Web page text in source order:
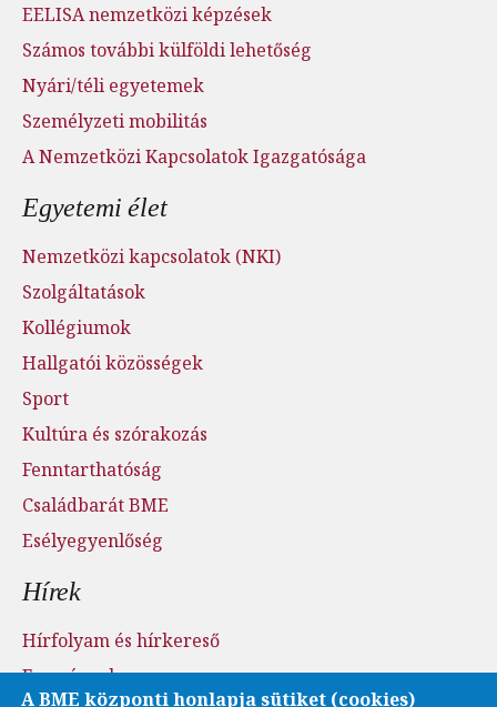
EELISA nemzetközi képzések
Számos további külföldi lehetőség
Nyári/téli egyetemek
Személyzeti mobilitás
A Nemzetközi Kapcsolatok Igazgatósága
Egyetemi élet
Nemzetközi kapcsolatok (NKI)
Szolgáltatások
Kollégiumok
Hallgatói közösségek
Sport
Kultúra és szórakozás
Fenntarthatóság
Családbarát BME
Esélyegyenlőség
Hírek
Hírfolyam és hírkereső
Események
A BME központi honlapja sütiket (cookies)